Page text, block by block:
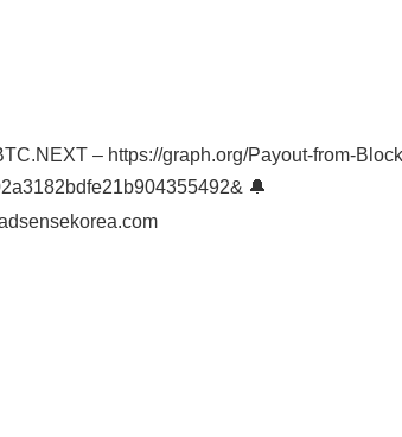
– https://graph.org/Payout-from-
🔔